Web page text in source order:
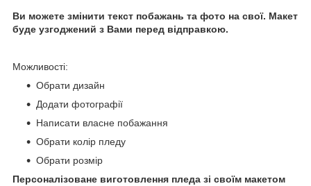
Ви можете змінити текст побажань та фото на свої. Макет
буде узгоджений з Вами перед відправкою.
Можливості:
Обрати дизайн
Додати фотографії
Написати власне побажання
Обрати колір пледу
Обрати розмір
Персоналізоване виготовлення пледа зі своїм макетом